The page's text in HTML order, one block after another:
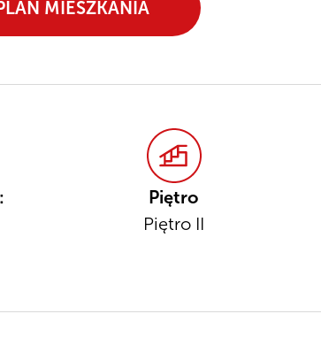
MIESZKANIA
Piętro
Piętro II